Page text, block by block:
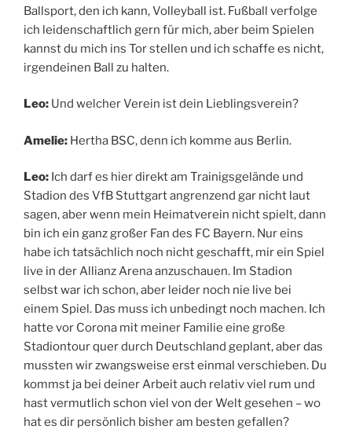
Ballsport, den ich kann, Volleyball ist. Fußball verfolge
ich leidenschaftlich gern für mich, aber beim Spielen
kannst du mich ins Tor stellen und ich schaffe es nicht,
irgendeinen Ball zu halten.
Leo: Und welcher Verein ist dein Lieblingsverein?
Amelie: Hertha BSC, denn ich komme aus Berlin.
Leo: Ich darf es hier direkt am Trainigsgelände und
Stadion des VfB Stuttgart angrenzend gar nicht laut
sagen, aber wenn mein Heimatverein nicht spielt, dann
bin ich ein ganz großer Fan des FC Bayern. Nur eins
habe ich tatsächlich noch nicht geschafft, mir ein Spiel
live in der Allianz Arena anzuschauen. Im Stadion
selbst war ich schon, aber leider noch nie live bei
einem Spiel. Das muss ich unbedingt noch machen. Ich
hatte vor Corona mit meiner Familie eine große
Stadiontour quer durch Deutschland geplant, aber das
mussten wir zwangsweise erst einmal verschieben. Du
kommst ja bei deiner Arbeit auch relativ viel rum und
hast vermutlich schon viel von der Welt gesehen – wo
hat es dir persönlich bisher am besten gefallen?